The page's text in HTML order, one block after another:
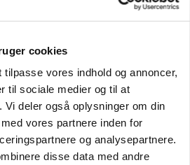
cookies
vores indhold og annoncer,
til sociale medier og til at
deler også oplysninger om din
vores partnere inden for
og analysepartnere.
disse data med andre
Her er efterårets største
Annonce